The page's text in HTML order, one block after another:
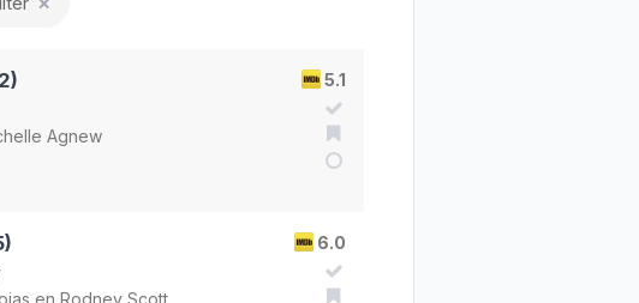
5.1
Agnew
6.0
en Rodney Scott